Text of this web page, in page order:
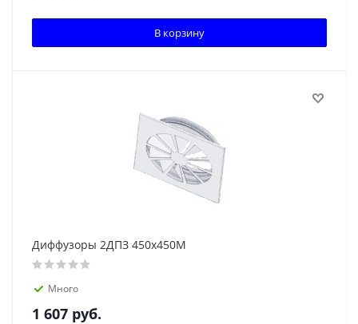
В корзину
Диффузоры 2ДПЗ 450x450М
Много
1 607 руб.